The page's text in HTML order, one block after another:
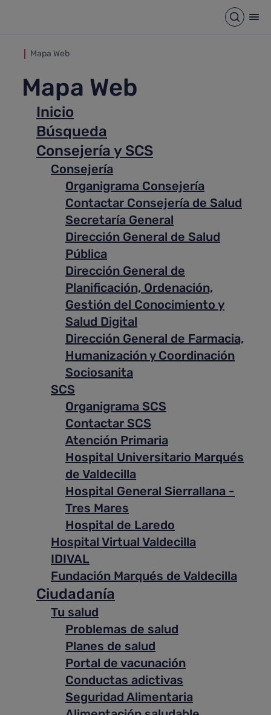
Abrir
Mapa Web
Mapa Web
Inicio
Búsqueda
Consejería y SCS
Consejería
Organigrama Consejería
Contactar Consejería de Salud
Secretaría General
Dirección General de Salud
Pública
Dirección General de
Planificación, Ordenación,
Gestión del Conocimiento y
Salud Digital
Dirección General de Farmacia,
Humanización y Coordinación
Sociosanita
SCS
Organigrama SCS
Contactar SCS
Atención Primaria
Hospital Universitario Marqués
de Valdecilla
Hospital General Sierrallana -
Tres Mares
Hospital de Laredo
Hospital Virtual Valdecilla
IDIVAL
Fundación Marqués de Valdecilla
Ciudadanía
Tu salud
Problemas de salud
Planes de salud
Portal de vacunación
Conductas adictivas
Seguridad Alimentaria